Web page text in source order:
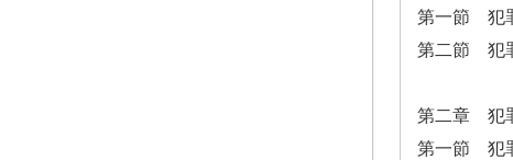
第一節 犯
第二節 犯
第二章 犯
第一節 犯